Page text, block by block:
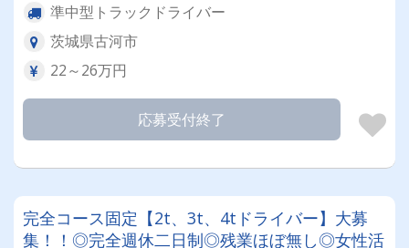
準中型トラックドライバー
茨城県古河市
22～26万円
応募受付終了
完全コース固定【2t、3t、4tドライバー】大募
集！！◎完全週休二日制◎残業ほぼ無し◎女性活